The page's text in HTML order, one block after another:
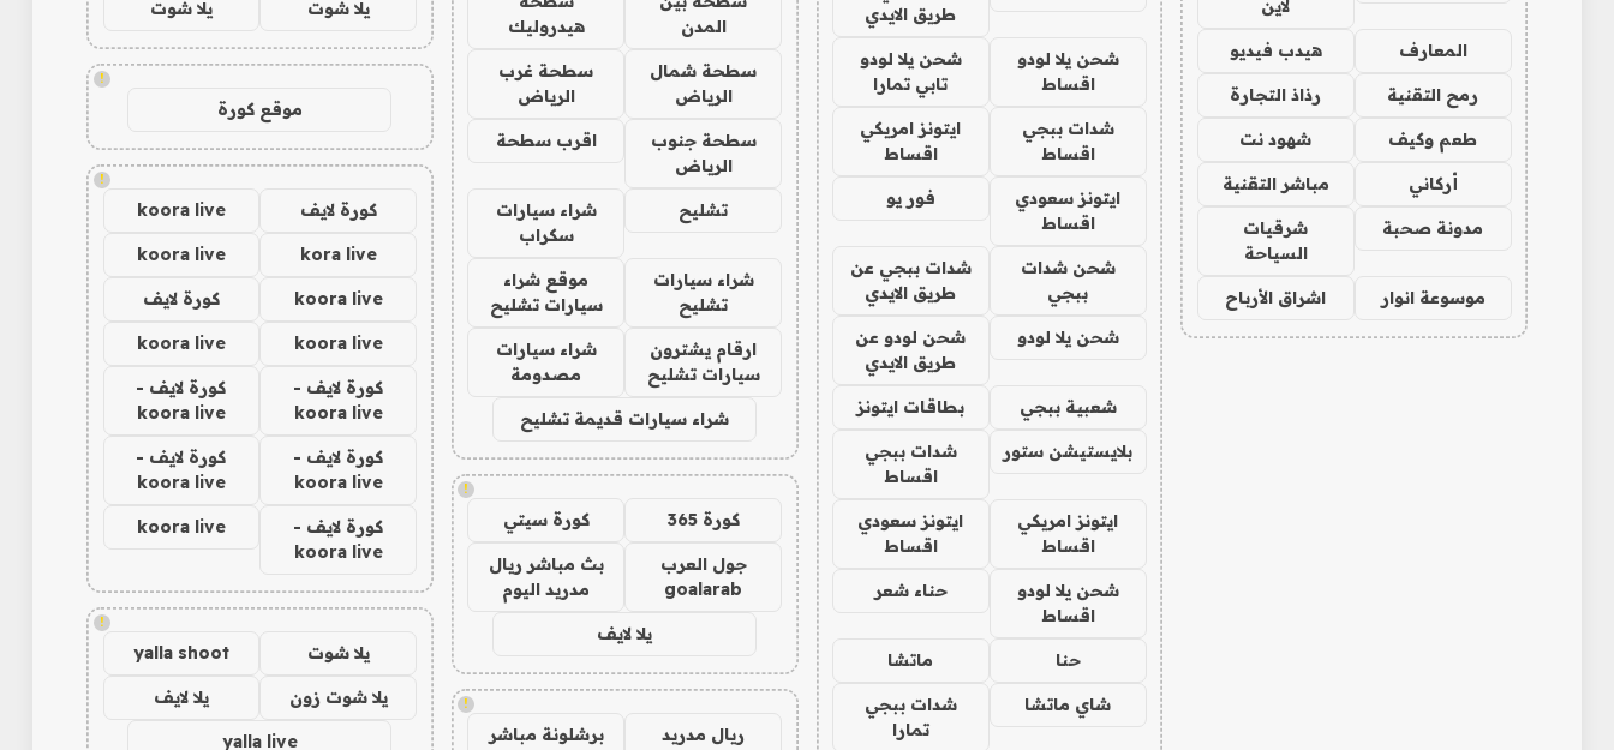
لاين
المعارف هيدب فيديو
رمح التقنية رذاذ التجارة
طعم وكيف شهود نت
أركاني مباشر التقنية
مدونة صحبة
شرقيات
السياحة
موسوعة انوار اشراق الأرباح
طريق الايدي
شحن يلا لودو
اقساط
شحن يلا لودو
تابي تمارا
شدات ببجي
اقساط
ايتونز امريكي
اقساط
ايتونز سعودي
اقساط
فور يو
شحن شدات
ببجي
شدات ببجي عن
طريق الايدي
شحن يلا لودو
شحن لودو عن
طريق الايدي
شعبية ببجي بطاقات ايتونز
بلايستيشن ستور
شدات ببجي
اقساط
ايتونز امريكي
اقساط
ايتونز سعودي
اقساط
شحن يلا لودو
اقساط
حناء شعر
حنا ماتشا
شاي ماتشا
شدات ببجي
تمارا
المدن
هيدروليك
سطحة شمال
الرياض
سطحة غرب
الرياض
سطحة جنوب
الرياض
اقرب سطحة
تشليح
شراء سيارات
سكراب
شراء سيارات
تشليح
موقع شراء
سيارات تشليح
ارقام يشترون
سيارات تشليح
شراء سيارات
مصدومة
شراء سيارات قديمة تشليح
!
كورة 365 كورة سيتي
جول العرب
goalarab
بث مباشر ريال
مدريد اليوم
يلا لايف
!
ريال مدريد
برشلونة مباشر
يلا شوت يلا شوت
!
موقع كورة
!
كورة لايف koora live
kora live
koora live
koora live كورة لايف
koora live
koora live
كورة لايف -
koora live
كورة لايف -
koora live
كورة لايف -
koora live
كورة لايف -
koora live
كورة لايف -
koora live
koora live
!
يلا شوت yalla shoot
يلا شوت زون يلا لايف
yalla live